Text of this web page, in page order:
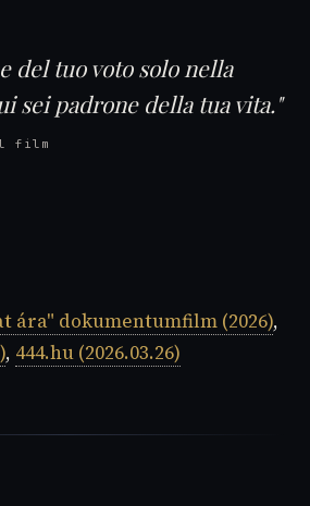
del tuo voto solo nella
sei padrone della tua vita."
film
ára" dokumentumfilm (2026),
, 444.hu (2026.03.26)